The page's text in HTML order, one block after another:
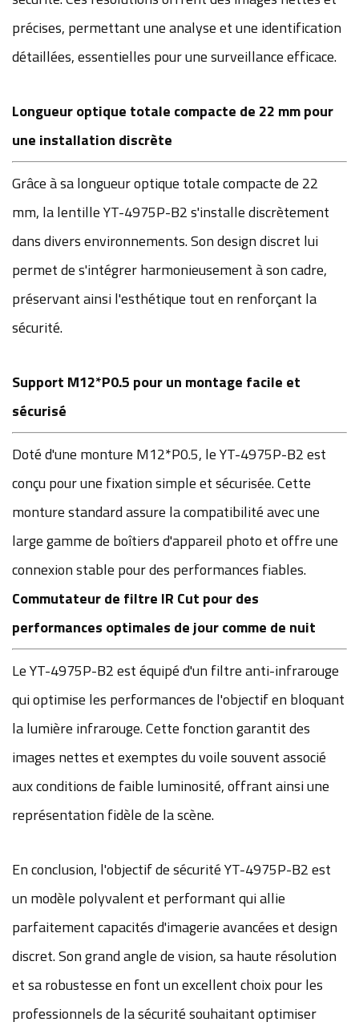
précises, permettant une analyse et une identification
détaillées, essentielles pour une surveillance efficace.
Longueur optique totale compacte de 22 mm pour
une installation discrète
Grâce à sa longueur optique totale compacte de 22
mm, la lentille YT-4975P-B2 s'installe discrètement
dans divers environnements. Son design discret lui
permet de s'intégrer harmonieusement à son cadre,
préservant ainsi l'esthétique tout en renforçant la
sécurité.
Support M12*P0.5 pour un montage facile et
sécurisé
Doté d'une monture M12*P0.5, le YT-4975P-B2 est
conçu pour une fixation simple et sécurisée. Cette
monture standard assure la compatibilité avec une
large gamme de boîtiers d'appareil photo et offre une
connexion stable pour des performances fiables.
Commutateur de filtre IR Cut pour des
performances optimales de jour comme de nuit
Le YT-4975P-B2 est équipé d'un filtre anti-infrarouge
qui optimise les performances de l'objectif en bloquant
la lumière infrarouge. Cette fonction garantit des
images nettes et exemptes du voile souvent associé
aux conditions de faible luminosité, offrant ainsi une
représentation fidèle de la scène.
En conclusion, l'objectif de sécurité YT-4975P-B2 est
un modèle polyvalent et performant qui allie
parfaitement capacités d'imagerie avancées et design
discret. Son grand angle de vision, sa haute résolution
et sa robustesse en font un excellent choix pour les
professionnels de la sécurité souhaitant optimiser